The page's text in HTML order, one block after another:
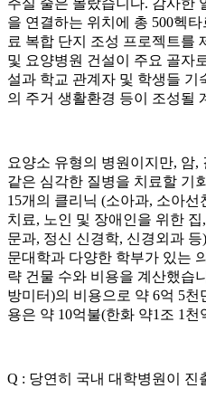
을 연결하는 위치에 총 500헥
료 복합 단지 조성 프로젝트를
및 요양병원 건설이 주요 골자
설과 학교 관계자 및 학생들 기
의 주거 생활환경 등이 조성될
요양소 유형의 병원이지만, 암
같은 심각한 질병을 치료할 기
15개의 클리닉 (소아과, 소아
치료, 노인 및 장애인을 위한
문과, 정신 신경학, 신경외과
문대학과 다양한 학부가 있는
략 건물 수와 비용을 계산했습
방미터)의 비용으로 약 6억 5천
용은 약 10억불(한화 약1조 1
Q : 당연히 국내 대학병원이 진